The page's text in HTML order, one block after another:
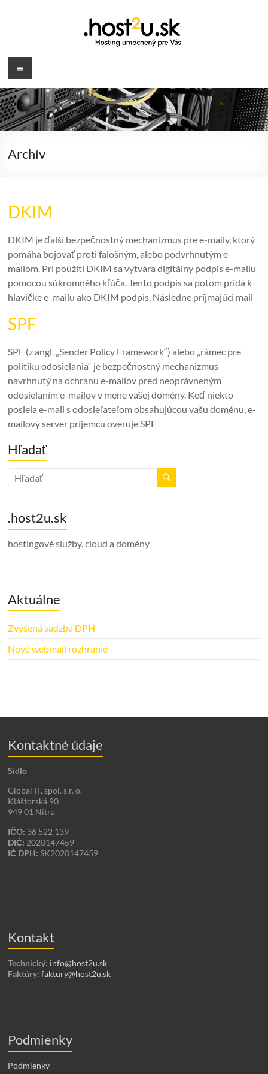
.host2u.sk
Hosting
umocnený
pre
Vás
Menu
Archív
DKIM
DKIM je ďalší bezpečnostný mechanizmus pre e-maily, ktorý
pomáha bojovať proti falošným, alebo podvrhnutým e-
mailom. Pri použití DKIM sa vytvára digitálny podpis e-mailu
pomocou súkromného kľúča. Tento podpis sa potom pridá k
hlavičke e-mailu ako DKIM podpis. Následne príjmajúci mail
SPF
SPF (z angl. „Sender Policy Framework“) alebo „rámec pre
politiku odosielania“ je bezpečnostný mechanizmus
navrhnutý na ochranu e-mailov pred neoprávneným
odosielaním e-mailov v mene vašej domény. Keď niekto
posiela e-mail s odosieľateľom obsahujúcou vašu doménu, e-
mailový server príjemcu overuje SPF
Hľadať
.host2u.sk
hostingové služby, cloud a domény
Aktuálne
Zvýšená sadzba DPH
Nové webmail rozhranie
Kontaktné údaje
Sídlo
Global IT, spol. s r. o.
Kláštorská 90
949 01 Nitra
IČO: 36 522 139
DIČ: 2020147459
IČ DPH: SK2020147459
Kontakt
Technický: info@host2u.sk
Faktúry: faktury@host2u.sk
Podmienky
Podmienky